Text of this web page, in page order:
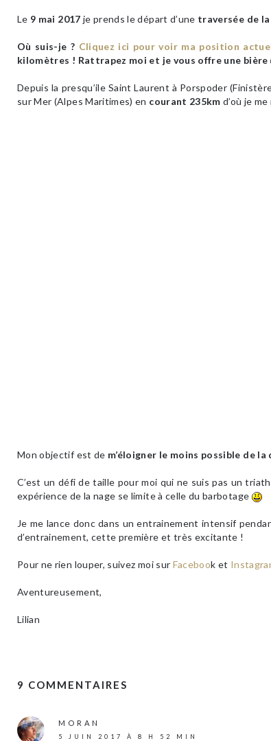
Le 9 mai 2017 je prends le départ d’une traversée de
Où suis-je ? Cliquez ici pour voir ma position
kilomètres ! Rattrapez moi et je vous offre une bière
Depuis la presqu’ile Saint Laurent à Porspoder
sur Mer (Alpes Maritimes) en courant 235km d’où je
Mon objectif est de m’éloigner le moins possible de la
C’est un défi de taille pour moi qui ne suis pas un
expérience de la nage se limite à celle du barbotage
Je me lance donc dans un entrainement intensif
d’entrainement, cette première et très excitante !
Pour ne rien louper, suivez moi sur Facebook et
Aventureusement,
Lilian
9 COMMENTAIRES
MORAN
5 JUIN 2017 À 8 H 52 MIN